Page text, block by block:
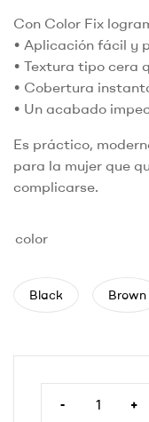
Con Color Fix
• Aplicación fácil y
• Textura tipo cera
• Cobertura
• Un acabado
Es práctico,
para la mujer que
complicarse.
color
Black Brown
- +